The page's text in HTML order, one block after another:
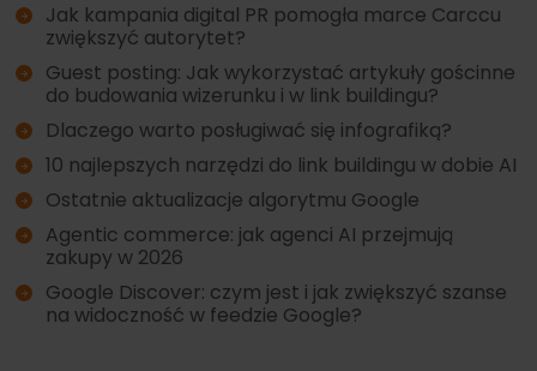
Jak kampania digital PR pomogła marce Carccu
zwiększyć autorytet?
Guest posting: Jak wykorzystać artykuły gościnne
do budowania wizerunku i w link buildingu?
Dlaczego warto posługiwać się infografiką?
10 najlepszych narzędzi do link buildingu w dobie AI
Ostatnie aktualizacje algorytmu Google
Agentic commerce: jak agenci AI przejmują
zakupy w 2026
Google Discover: czym jest i jak zwiększyć szanse
na widoczność w feedzie Google?